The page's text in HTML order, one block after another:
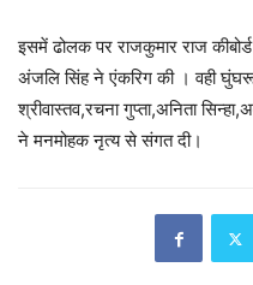
इसमें ढोलक पर राजकुमार राज
अंजलि सिंह ने एंकरिग की । वही
श्रीवास्तव,रचना गुप्ता,अनिता
ने मनमोहक नृत्य से संगत दी।